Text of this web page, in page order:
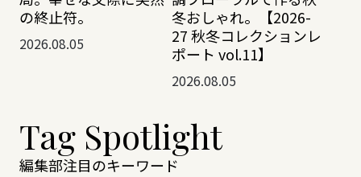
の終止符。
2026.08.05
冬おしゃれ。【2026-
27 秋冬コレクションレ
ポート vol.11】
2026.08.05
Tag Spotlight
編集部注目のキーワード